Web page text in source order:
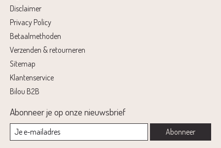
Disclaimer
Privacy Policy
Betaalmethoden
Verzenden & retourneren
Sitemap
Klantenservice
Bilou B2B
Abonneer je op onze nieuwsbrief
Abonneer